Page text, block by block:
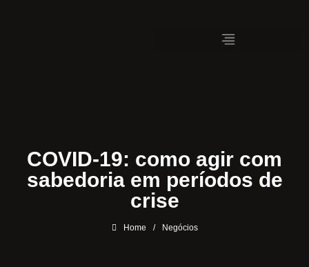
COVID-19: como agir com
sabedoria em períodos de
crise
Home / Negócios